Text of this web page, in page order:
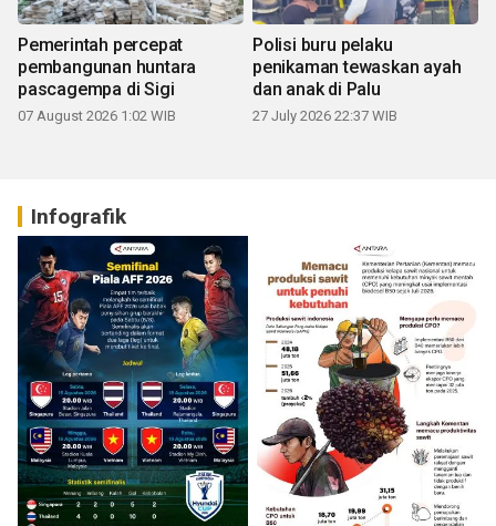
Pemerintah percepat
pembangunan huntara
pascagempa di Sigi
07 August 2026 1:02 WIB
Polisi buru pelaku
penikaman tewaskan ayah
dan anak di Palu
27 July 2026 22:37 WIB
Infografik